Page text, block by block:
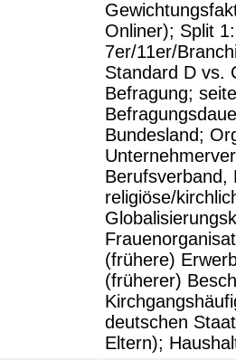
Onliner); Split
7er/11er/
Standard D vs.
Befragung;
Bundesland;
Berufsverband,
religiöse/
(frühere)
(früherer)
deutschen
Eltern);